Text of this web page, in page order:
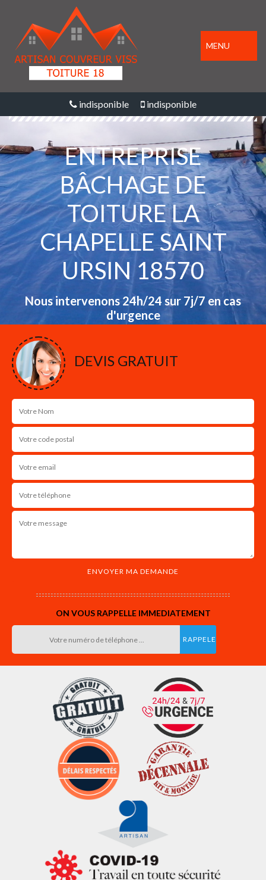
MENU
indisponible indisponible
ENTREPRISE
BÂCHAGE DE
TOITURE LA
CHAPELLE SAINT
URSIN 18570
Nous intervenons 24h/24 sur 7j/7 en cas
d'urgence
DEVIS GRATUIT
ON VOUS RAPPELLE IMMEDIATEMENT